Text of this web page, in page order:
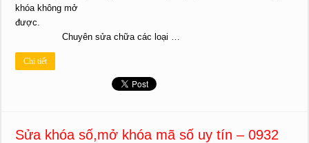
khóa không mở
được.
Chuyên sửa chữa các loại …
Chi tiết
Sửa khóa số,mở khóa mã số uy tín – 0932